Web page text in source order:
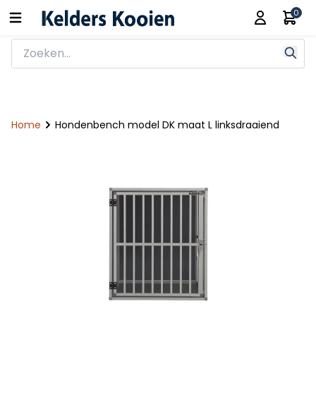
0
Home Hondenbench model DK maat L linksdraaiend